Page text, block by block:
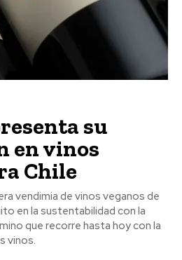
su
en vinos
Chile
vendimia de vinos veganos de
en la sustentabilidad con la
que recorre hasta hoy con la
vinos.